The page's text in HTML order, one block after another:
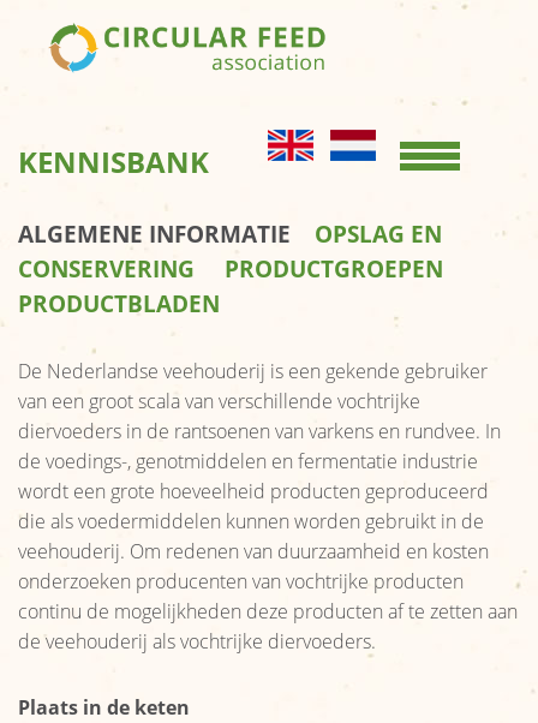
Home
KENNISBANK
Opslag en
Productgroepen
OVER ONS
Kernboodschap
Bestuur
Leden
Organisatie
Reikwijdte
Nieuws
KENNISBANK
ALGEMENE INFORMATIE OPSLAG EN
CONSERVERING
PRODUCTGROEPEN
PRODUCTBLADEN
De Nederlandse veehouderij is een gekende gebruiker
van een groot scala van verschillende vochtrijke
diervoeders in de rantsoenen van varkens en rundvee. In
de voedings-, genotmiddelen en fermentatie industrie
wordt een grote hoeveelheid producten geproduceerd
die als voedermiddelen kunnen worden gebruikt in de
veehouderij. Om redenen van duurzaamheid en kosten
onderzoeken producenten van vochtrijke producten
continu de mogelijkheden deze producten af te zetten aan
de veehouderij als vochtrijke diervoeders.
Plaats in de keten